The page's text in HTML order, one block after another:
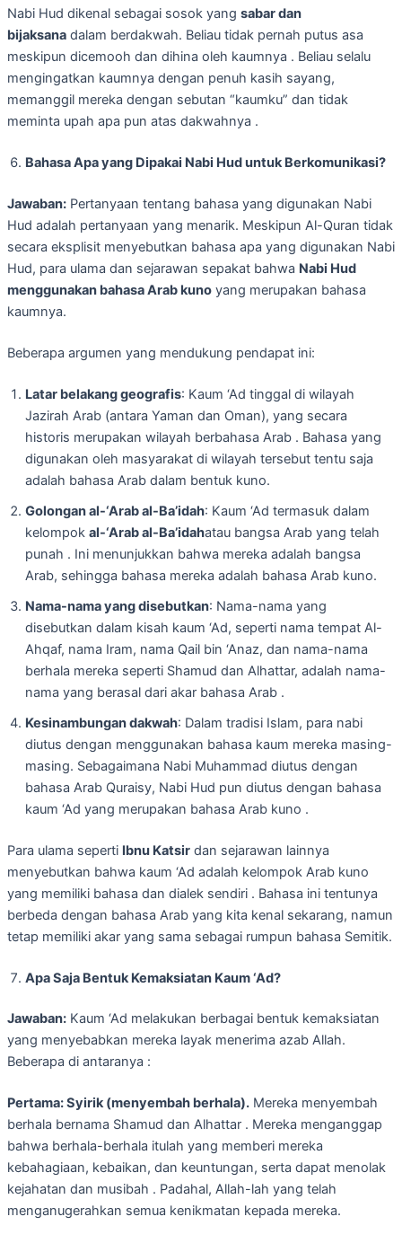
Nabi Hud dikenal sebagai sosok yang sabar dan
bijaksana dalam berdakwah. Beliau tidak pernah putus asa
meskipun dicemooh dan dihina oleh kaumnya . Beliau selalu
mengingatkan kaumnya dengan penuh kasih sayang,
memanggil mereka dengan sebutan “kaumku” dan tidak
meminta upah apa pun atas dakwahnya .
Bahasa Apa yang Dipakai Nabi Hud untuk Berkomunikasi?
Jawaban: Pertanyaan tentang bahasa yang digunakan Nabi
Hud adalah pertanyaan yang menarik. Meskipun Al-Quran tidak
secara eksplisit menyebutkan bahasa apa yang digunakan Nabi
Hud, para ulama dan sejarawan sepakat bahwa Nabi Hud
menggunakan bahasa Arab kuno yang merupakan bahasa
kaumnya.
Beberapa argumen yang mendukung pendapat ini:
Latar belakang geografis: Kaum ‘Ad tinggal di wilayah
Jazirah Arab (antara Yaman dan Oman), yang secara
historis merupakan wilayah berbahasa Arab . Bahasa yang
digunakan oleh masyarakat di wilayah tersebut tentu saja
adalah bahasa Arab dalam bentuk kuno.
Golongan al-‘Arab al-Ba’idah: Kaum ‘Ad termasuk dalam
kelompok al-‘Arab al-Ba’idahatau bangsa Arab yang telah
punah . Ini menunjukkan bahwa mereka adalah bangsa
Arab, sehingga bahasa mereka adalah bahasa Arab kuno.
Nama-nama yang disebutkan: Nama-nama yang
disebutkan dalam kisah kaum ‘Ad, seperti nama tempat Al-
Ahqaf, nama Iram, nama Qail bin ‘Anaz, dan nama-nama
berhala mereka seperti Shamud dan Alhattar, adalah nama-
nama yang berasal dari akar bahasa Arab .
Kesinambungan dakwah: Dalam tradisi Islam, para nabi
diutus dengan menggunakan bahasa kaum mereka masing-
masing. Sebagaimana Nabi Muhammad diutus dengan
bahasa Arab Quraisy, Nabi Hud pun diutus dengan bahasa
kaum ‘Ad yang merupakan bahasa Arab kuno .
Para ulama seperti Ibnu Katsir dan sejarawan lainnya
menyebutkan bahwa kaum ‘Ad adalah kelompok Arab kuno
yang memiliki bahasa dan dialek sendiri . Bahasa ini tentunya
berbeda dengan bahasa Arab yang kita kenal sekarang, namun
tetap memiliki akar yang sama sebagai rumpun bahasa Semitik.
Apa Saja Bentuk Kemaksiatan Kaum ‘Ad?
Jawaban: Kaum ‘Ad melakukan berbagai bentuk kemaksiatan
yang menyebabkan mereka layak menerima azab Allah.
Beberapa di antaranya :
Pertama: Syirik (menyembah berhala). Mereka menyembah
berhala bernama Shamud dan Alhattar . Mereka menganggap
bahwa berhala-berhala itulah yang memberi mereka
kebahagiaan, kebaikan, dan keuntungan, serta dapat menolak
kejahatan dan musibah . Padahal, Allah-lah yang telah
menganugerahkan semua kenikmatan kepada mereka.